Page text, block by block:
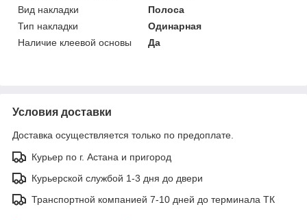
Вид накладки
Полоса
Тип накладки
Одинарная
Наличие клеевой основы
Да
Условия доставки
Доставка осуществляется только по предоплате.
Курьер по г. Астана и пригород
Курьерской службой 1-3 дня до двери
Транспортной компанией 7-10 дней до терминала ТК